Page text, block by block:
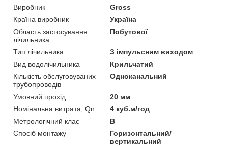
Виробник
Gross
Країна виробник
Україна
Область застосування
лічильника
Побутової
Тип лічильника
З імпульсним виходом
Вид водолічильника
Крильчатий
Кількість обслуговуваних
трубопроводів
Одноканальний
Умовний прохід
20 мм
Номінальна витрата, Qn
4 куб.м/год
Метрологічний клас
В
Спосіб монтажу
Горизонтальний/
вертикальний